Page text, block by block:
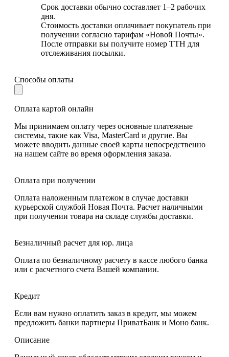
Срок доставки обычно составляет 1–2 рабочих
дня.
Стоимость доставки оплачивает покупатель при
получении согласно тарифам «Новой Почты».
После отправки вы получите номер ТТН для
отслеживания посылки.
Способы оплаты
Оплата картой онлайн
Мы принимаем оплату через основные платежные
системы, такие как Visa, MasterCard и другие. Вы
можете вводить данные своей карты непосредственно
на нашем сайте во время оформления заказа.
Оплата при получении
Оплата наложенным платежом в случае доставки
курьерской службой Новая Почта. Расчет наличными
при получении товара на складе службы доставки.
Безналичный расчет для юр. лица
Оплата по безналичному расчету в кассе любого банка
или с расчетного счета Вашей компании.
Кредит
Если вам нужно оплатить заказ в кредит, мы можем
предложить банки партнеры ПриватБанк и Моно банк.
Описание